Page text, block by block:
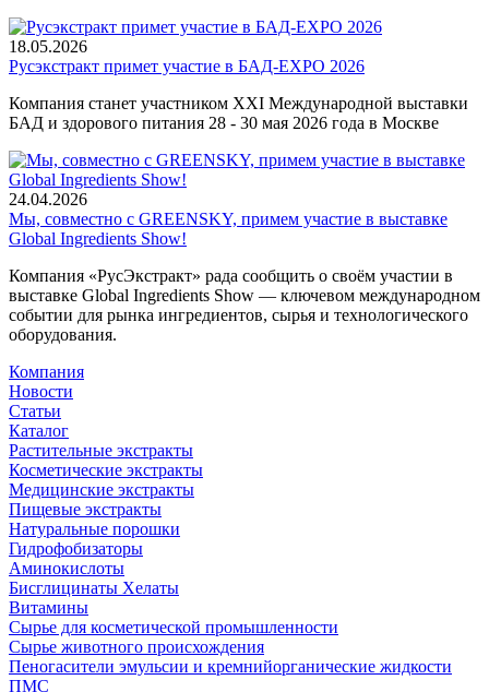
18.05.2026
Русэкстракт примет участие в БАД-EXPO 2026
Компания станет участником XXI Международной выставки
БАД и здорового питания 28 - 30 мая 2026 года в Москве
24.04.2026
Мы, совместно с GREENSKY, примем участие в выставке
Global Ingredients Show!
Компания «РусЭкстракт» рада сообщить о своём участии в
выставке Global Ingredients Show — ключевом международном
событии для рынка ингредиентов, сырья и технологического
оборудования.
Компания
Новости
Статьи
Каталог
Растительные экстракты
Косметические экстракты
Медицинские экстракты
Пищевые экстракты
Натуральные порошки
Гидрофобизаторы
Аминокислоты
Бисглицинаты Хелаты
Витамины
Сырье для косметической промышленности
Сырье животного происхождения
Пеногасители эмульсии и кремнийорганические жидкости
ПМС